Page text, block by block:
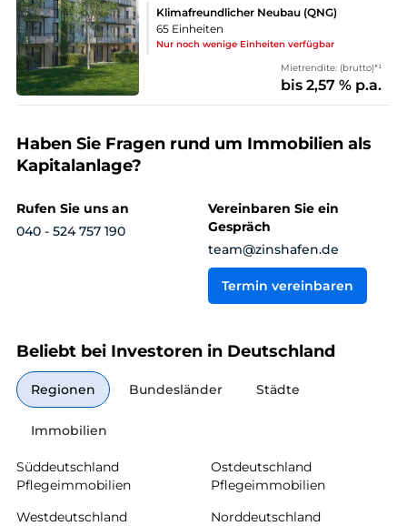
Klimafreundlicher Neubau (QNG)
65 Einheiten
Nur noch wenige Einheiten verfügbar
Mietrendite: (brutto)*¹
bis 2,57 % p.a.
Haben Sie Fragen rund um Immobilien als
Kapitalanlage?
Rufen Sie uns an
040 - 524 757 190
Vereinbaren Sie ein
Gespräch
team@zinshafen.de
Termin vereinbaren
Beliebt bei Investoren in Deutschland
Regionen Bundesländer Städte
Immobilien
Süddeutschland
Pflegeimmobilien
Ostdeutschland
Pflegeimmobilien
Westdeutschland
Norddeutschland